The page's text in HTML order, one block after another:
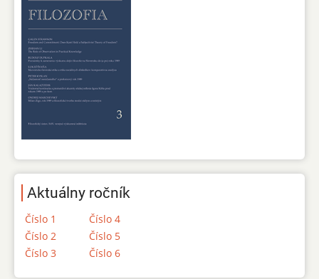
Aktuálny ročník
Číslo 1
Číslo 2
Číslo 3
Číslo 4
Číslo 5
Číslo 6